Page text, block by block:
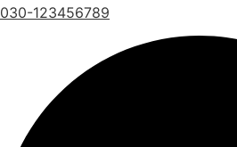
030-123456789